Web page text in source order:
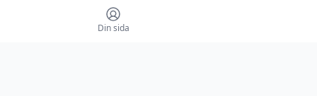
Din sida